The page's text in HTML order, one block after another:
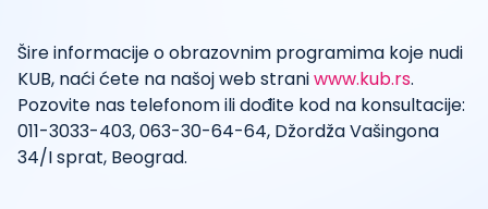
Šire informacije o obrazovnim programima koje nudi
KUB, naći ćete na našoj web straniwww.kub.rs.
Pozovite nas telefonom ili dođite kod na konsultacije:
011-3033-403, 063-30-64-64, Džordža Vašingona
34/I sprat, Beograd.